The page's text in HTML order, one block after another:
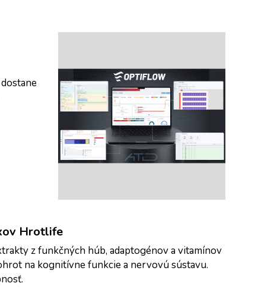
Hrotlife
z funkčných húb, adaptogénov a vitamínov
na kognitívne funkcie a nervovú sústavu.